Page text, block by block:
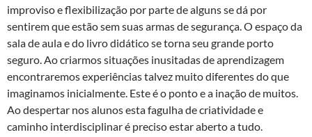
improviso e flexibilização por parte de alguns se dá por
sentirem que estão sem suas armas de segurança. O espaço da
sala de aula e do livro didático se torna seu grande porto
seguro. Ao criarmos situações inusitadas de aprendizagem
encontraremos experiências talvez muito diferentes do que
imaginamos inicialmente. Este é o ponto e a inação de muitos.
Ao despertar nos alunos esta fagulha de criatividade e
caminho interdisciplinar é preciso estar aberto a tudo.